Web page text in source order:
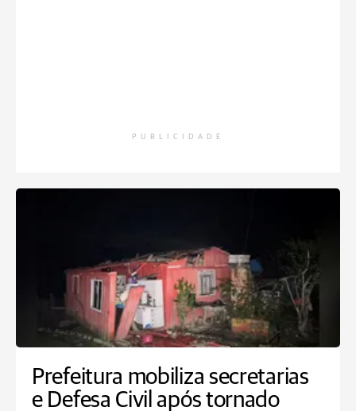
PUBLICIDADE
Prefeitura mobiliza secretarias
e Defesa Civil após tornado